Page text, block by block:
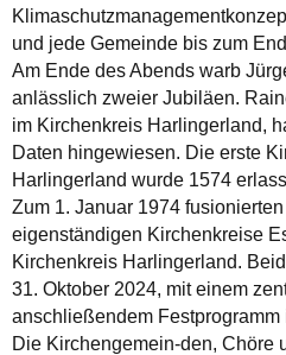
und jede Gemeinde bis zum
Am Ende des Abends warb
anlässlich zweier Jubiläen.
im Kirchenkreis Harlingerland,
Daten hingewiesen. Die erste
Harlingerland wurde 1574
Zum 1. Januar 1974
eigenständigen Kirchenkreise
Kirchenkreis Harlingerland.
31. Oktober 2024, mit einem
anschließendem
Die Kirchengemein-den, Chöre